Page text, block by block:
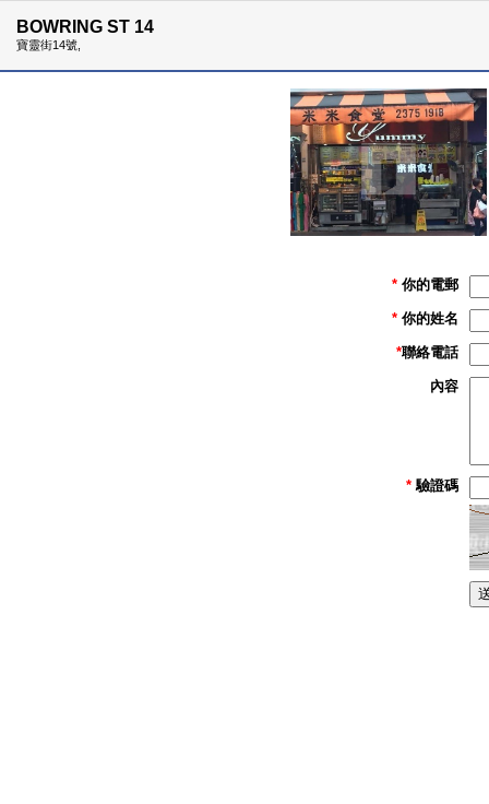
BOWRING ST 14
寶靈街14號,
* 你的電郵
* 你的姓名
*聯絡電話
內容
* 驗證碼